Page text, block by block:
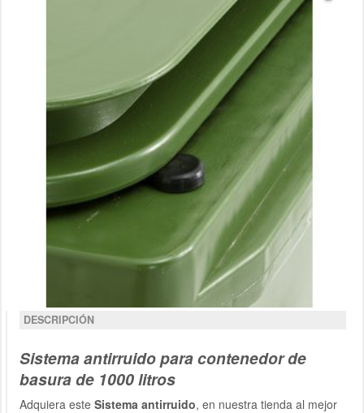
DESCRIPCIÓN
Sistema antirruido para contenedor de
basura de 1000 litros
Adquiera este Sistema antirruido, en nuestra tienda al mejor